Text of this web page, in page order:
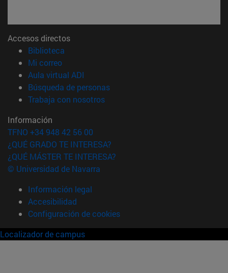
Accesos directos
Biblioteca
Mi correo(abre en nueva ventana)
Aula virtual ADI
Búsqueda de personas(abre en nueva ventana)
Trabaja con nosotros(abre en nueva ventana)
Información
TFNO +34 948 42 56 00
¿QUÉ GRADO TE INTERESA?
¿QUÉ MÁSTER TE INTERESA?
© Universidad de Navarra
Información legal
Accesibilidad
Configuración de cookies
Localizador de campus